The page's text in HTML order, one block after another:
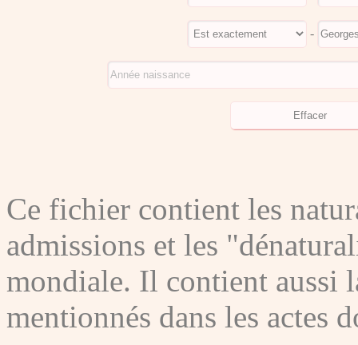
-
Ce fichier contient les
admissions et les
mondiale. Il contient aussi
mentionnés dans les actes